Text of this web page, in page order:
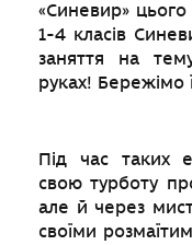
«Синевир»
1-4 класів
заняття на
руках! Бережімо
Під час таких
свою турботу
але й через
своїми